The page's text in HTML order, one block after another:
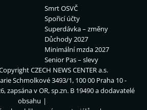
Smrt OSVČ
Spořicí účty
Superdávka – změny
Důchody 2027
Minimální mzda 2027
Senior Pas – slevy
CZECH NEWS CENTER a.s.
Schmolkové 3493/1, 100 00 Praha 10 -
zapsána v OR, sp.zn. B 19490 a dodavatelé
obsahu